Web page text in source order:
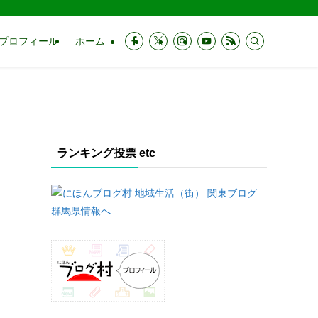
ロフィール ホーム
ランキング投票 etc